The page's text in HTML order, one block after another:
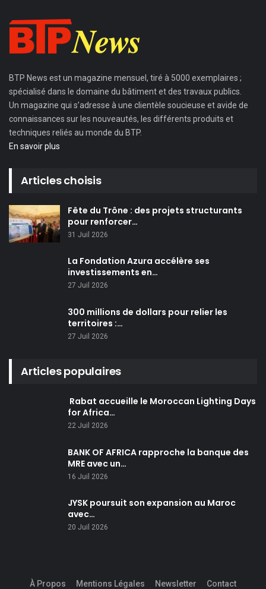
BTP News est un magazine mensuel, tiré à 5000 exemplaires ;
spécialisé dans le domaine du bâtiment et des travaux publics.
Un magazine qui s’adresse à une clientèle soucieuse et avide de
connaissances sur les nouveautés, les différents produits et
techniques reliés au monde du BTP.
En savoir plus
Articles choisis
Fête du Trône : des projets structurants
pour renforcer…
31 Juil 2026
La Fondation Azura accélère ses
investissements en…
27 Juil 2026
300 millions de dollars pour relier les
territoires :…
27 Juil 2026
Articles populaires
Rabat accueille le Moroccan Lighting Days
for Africa…
22 Juil 2026
BANK OF AFRICA rapproche la banque des
MRE avec un…
16 Juil 2026
JYSK poursuit son expansion au Maroc
avec…
20 Juil 2026
À Propos Mentions Légales Newsletter Contact